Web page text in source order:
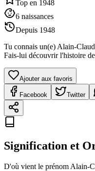
Top en 1948
6 naissances
Depuis 1948
Tu connais un(e) Alain-
Fais-lui découvrir l'histoire
Ajouter aux favoris
Facebook Twitter
Signification et
D'où vient le prénom Alain-